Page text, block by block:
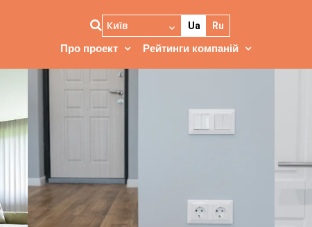
Київ Ua Ru
Про проект Рейтинги компаній